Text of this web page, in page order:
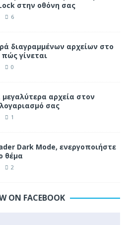
στην οθόνη σας
6
διαγραμμένων αρχείων στο
γίνεται
0
μεγαλύτερα αρχεία στον
σας
1
Dark Mode, ενεργοποιήστε
θέμα
2
ON FACEBOOK